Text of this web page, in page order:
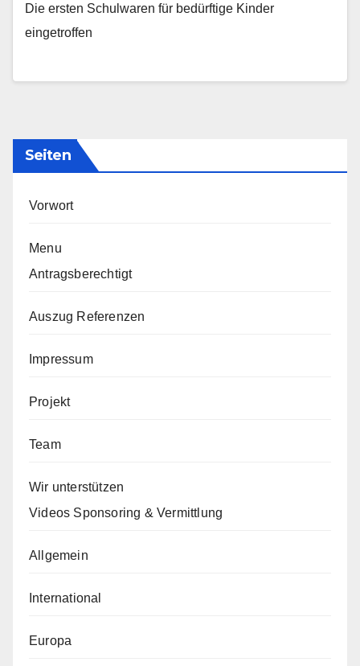
Die ersten Schulwaren für bedürftige Kinder
eingetroffen
Seiten
Vorwort
Menu
Antragsberechtigt
Auszug Referenzen
Impressum
Projekt
Team
Wir unterstützen
Videos Sponsoring & Vermittlung
Allgemein
International
Europa